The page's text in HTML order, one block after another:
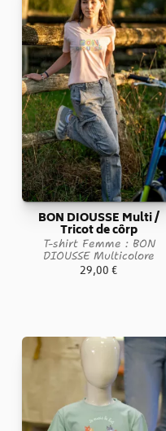
BON DIOUSSE Multi /
Tricot de côrp
T-shirt Femme : BON
DIOUSSE Multicolore
29,00€